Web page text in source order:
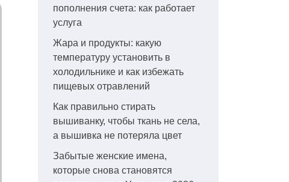
пополнения счета: как работает
услуга
Жара и продукты: какую
температуру установить в
холодильнике и как избежать
пищевых отравлений
Как правильно стирать
вышиванку, чтобы ткань не села,
а вышивка не потеряла цвет
Забытые женские имена,
которые снова становятся